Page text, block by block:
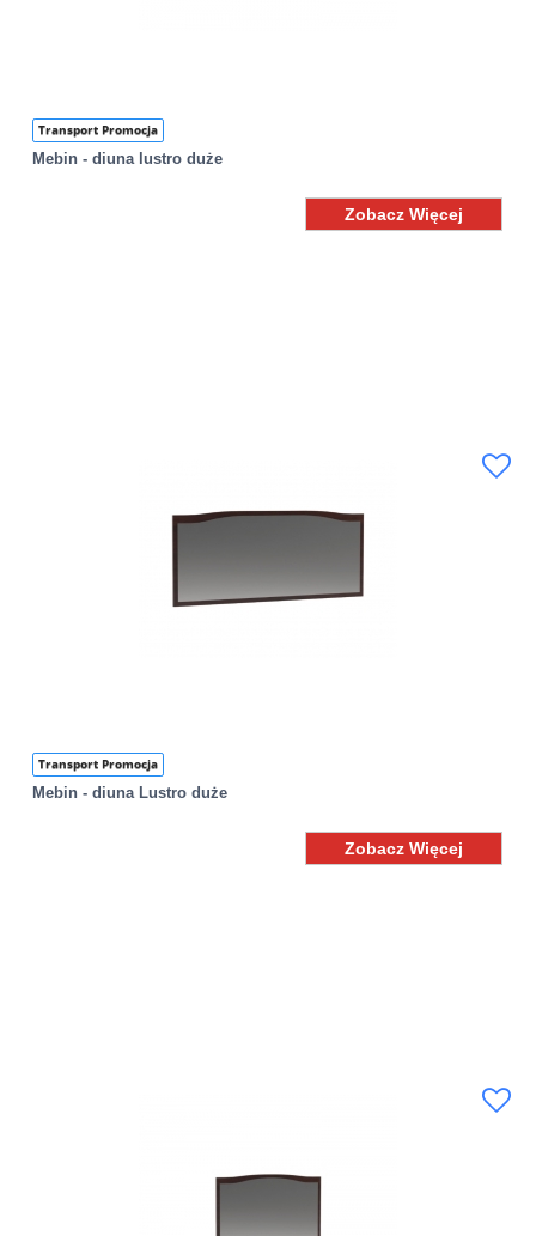
Transport Promocja
Mebin - diuna lustro duże
Zobacz Więcej
Transport Promocja
Mebin - diuna Lustro duże
Zobacz Więcej